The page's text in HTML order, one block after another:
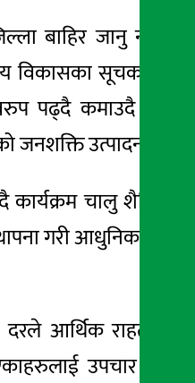
बाहिर जानु नपर्ने
विकासका सूचक भएको
पढ्दै कमाउदै
उत्पादन गर्नुपर्छ ।
कार्यक्रम चालु शैक्षिक
गरी आधुनिक
आर्थिक राहत वितरण
उपचार खर्च